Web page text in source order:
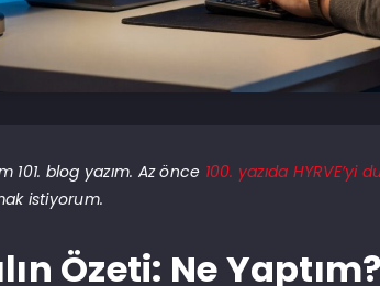
101. blog yazım. Az önce 100. yazıda HYRVE’yi
istiyorum.
Özeti: Ne Yaptım?